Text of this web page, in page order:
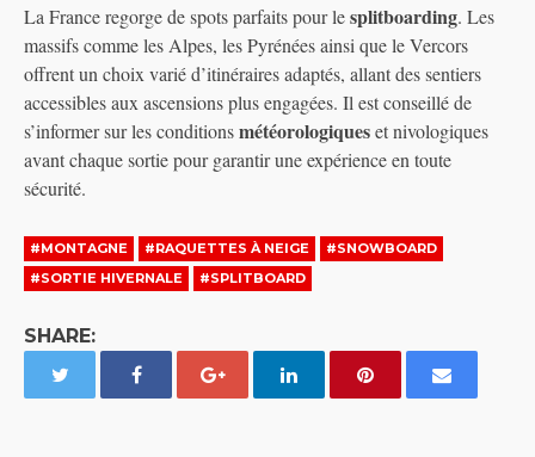
La France regorge de spots parfaits pour lesplitboarding. Les
massifs comme les Alpes, les Pyrénées ainsi que le Vercors
offrent un choix varié d’itinéraires adaptés, allant des sentiers
accessibles aux ascensions plus engagées. Il est conseillé de
s’informer sur les conditionsmétéorologiqueset nivologiques
avant chaque sortie pour garantir une expérience en toute
sécurité.
#MONTAGNE #RAQUETTES À NEIGE
#SNOWBOARD
#SORTIE HIVERNALE
#SPLITBOARD
SHARE: